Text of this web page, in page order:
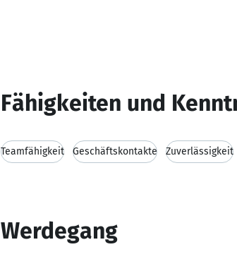
Fähigkeiten und
Teamfähigkeit Geschäftskontakte Zuverlässigkeit
Werdegang